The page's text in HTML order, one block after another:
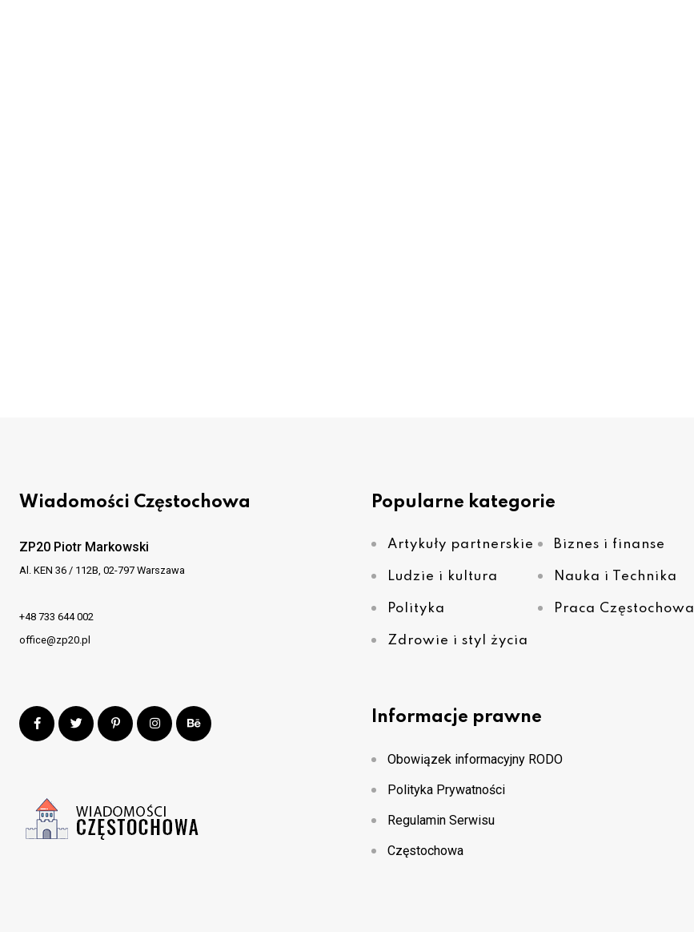
Wiadomości Częstochowa
ZP20 Piotr Markowski
Al. KEN 36 / 112B, 02-797 Warszawa
+48 733 644 002
office@zp20.pl
Popularne kategorie
Artykuły partnerskie Biznes i finanse
Ludzie i kultura Nauka i Technika
Polityka Praca Częstochowa
Zdrowie i styl życia
Informacje prawne
Obowiązek informacyjny RODO
Polityka Prywatności
Regulamin Serwisu
Częstochowa